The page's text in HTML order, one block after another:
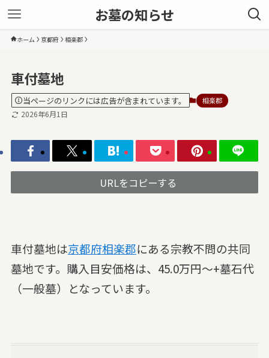
お墓の知らせ
ホーム 京都府 相楽郡
車付墓地
当ページのリンクには広告が含まれています。 相楽郡
2026年6月1日
URLをコピーする
車付墓地は京都府相楽郡にある宗教不問の共同
墓地です。購入目安価格は、45.0万円～+墓石代
（一般墓）となっています。